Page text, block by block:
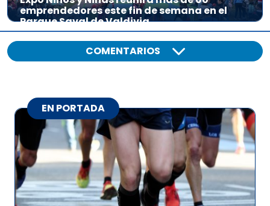
emprendedores este fin de semana en el
Parque Saval de Valdivia
COMENTARIOS
EN PORTADA